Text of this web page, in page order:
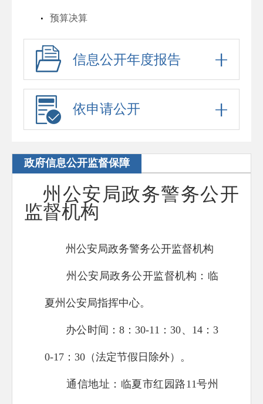
预算决算
信息公开年度报告
依申请公开
政府信息公开监督保障
州公安局政务警务公开
监督机构
州公安局政务警务公开监督机构
州公安局政务公开监督机构：临
夏州公安局指挥中心。
办公时间：8：30-11：30、14：3
0-17：30（法定节假日除外）。
通信地址：临夏市红园路11号州